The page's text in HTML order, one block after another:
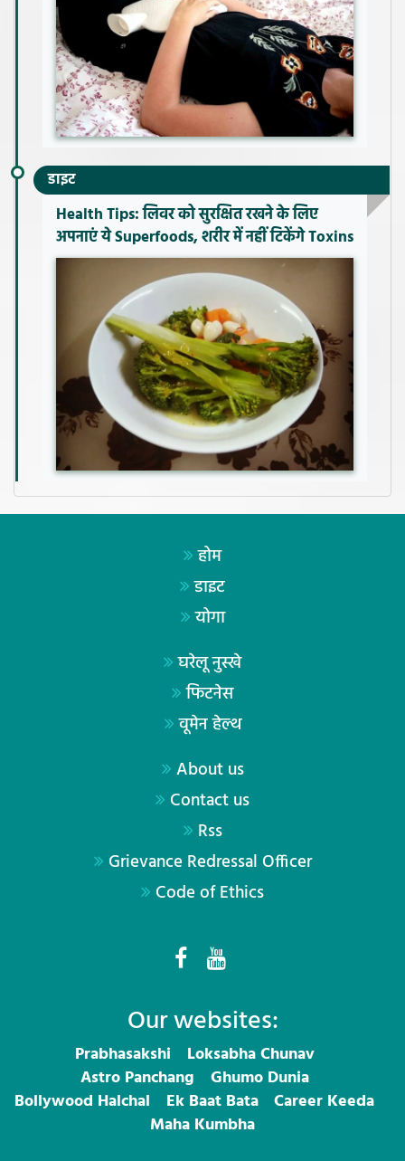
डाइट
Health Tips: लिवर को सुरक्षित रखने के लिए
अपनाएं ये Superfoods, शरीर में नहीं टिकेंगे Toxins
होम
डाइट
योगा
घरेलू नुस्खे
फिटनेस
वूमेन हेल्थ
About us
Contact us
Rss
Grievance Redressal Officer
Code of Ethics
Our websites:
Prabhasakshi
Loksabha Chunav
Astro Panchang
Ghumo Dunia
Bollywood Halchal
Ek Baat Bata
Career Keeda
Maha Kumbha